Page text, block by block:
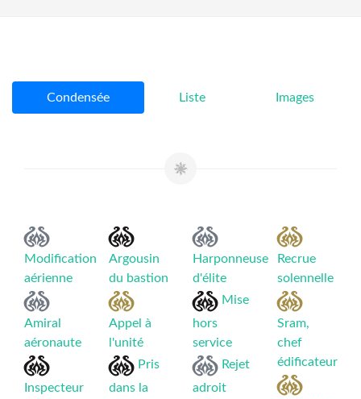
Condensée Liste Images
Modification
aérienne
Amiral
aéronaute
Inspecteur
Argousin
du bastion
Appel à
l'unité
Pris
dans la
Harponneuse
d'élite
Mise
hors
service
Rejet
adroit
Recrue
solennelle
Sram,
chef
édificateur